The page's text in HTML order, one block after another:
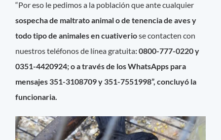
“Por eso le pedimos a la población que ante cualquier
sospecha de maltrato animal o de tenencia de aves y
todo tipo de animales en cuativeriose contacten con
nuestros teléfonos de línea gratuita: 0800-777-0220 y
0351-4420924; o a través de los WhatsApps para
mensajes 351-3108709 y 351-7551998”, concluyó la
funcionaria.